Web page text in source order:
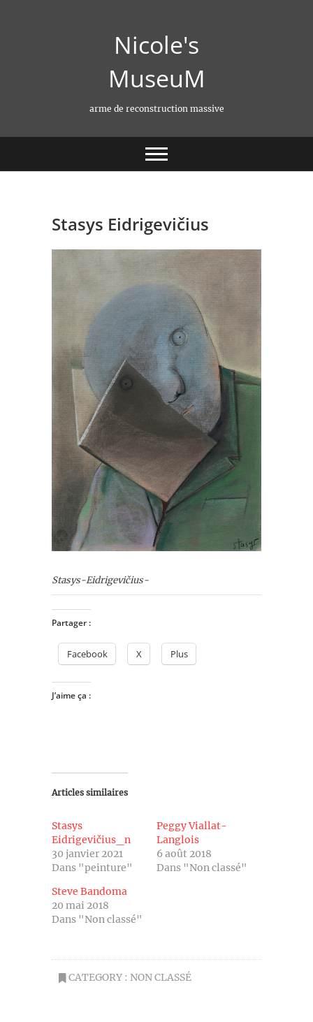
Nicole's
MuseuM
arme de reconstruction massive
Stasys Eidrigevičius
Stasys-Eidrigevičius-
Partager :
Facebook X Plus
J’aime ça :
Articles similaires
Stasys
Eidrigevičius_n
30 janvier 2021
Dans "peinture"
Peggy Viallat-
Langlois
6 août 2018
Dans "Non classé"
Steve Bandoma
20 mai 2018
Dans "Non classé"
CATEGORY : NON CLASSÉ